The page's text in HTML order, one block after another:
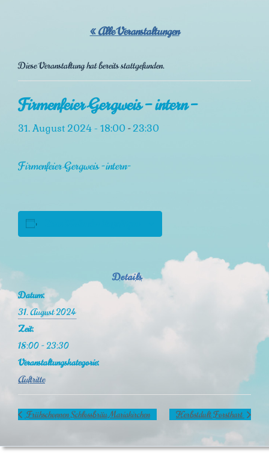
« Alle Veranstaltungen
Diese Veranstaltung hat bereits stattgefunden.
Firmenfeier Gergweis – intern –
31. August 2024 - 18:00 -23:30
Firmenfeier Gergweis -intern-
Details
Datum:
31. August 2024
Zeit:
18:00 - 23:30
Veranstaltungskategorie:
Auftritte
Frühschoppen Schlossbräu Mariakirchen Herbstdult Forsthart